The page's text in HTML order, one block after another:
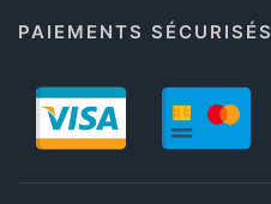
PAIEMENTS SÉCURISÉS